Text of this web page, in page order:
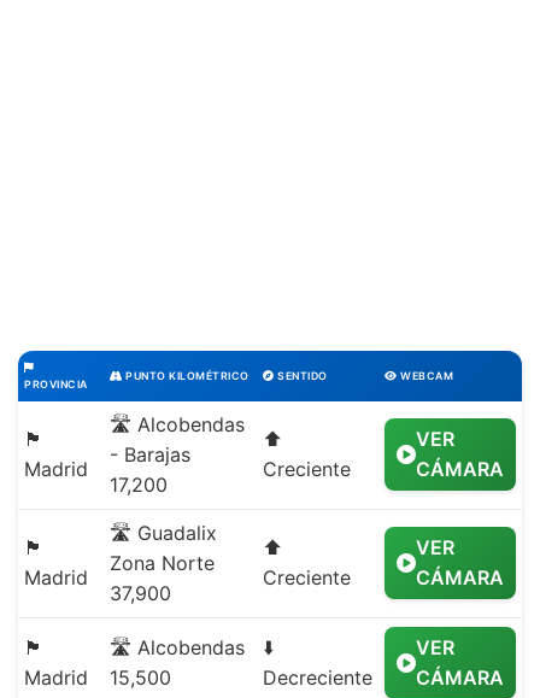
PROVINCIA
PUNTO KILOMÉTRICO SENTIDO WEBCAM
🏴
Madrid
🛣️ Alcobendas
- Barajas
17,200
⬆️
Creciente
VER
CÁMARA
🏴
Madrid
🛣️ Guadalix
Zona Norte
37,900
⬆️
Creciente
VER
CÁMARA
🏴
Madrid
🛣️ Alcobendas
15,500
⬇️
Decreciente
VER
CÁMARA